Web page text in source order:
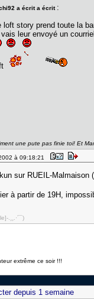
a écrit a écrit :
loft story prend toute la
leur envoyé un
une pute pas finie toi! Et
à 09:18:21
sur RUEIL-
à partir de 19H,
.¸¸.·´¯)
extrême ce soir !!!
depuis 1 semaine